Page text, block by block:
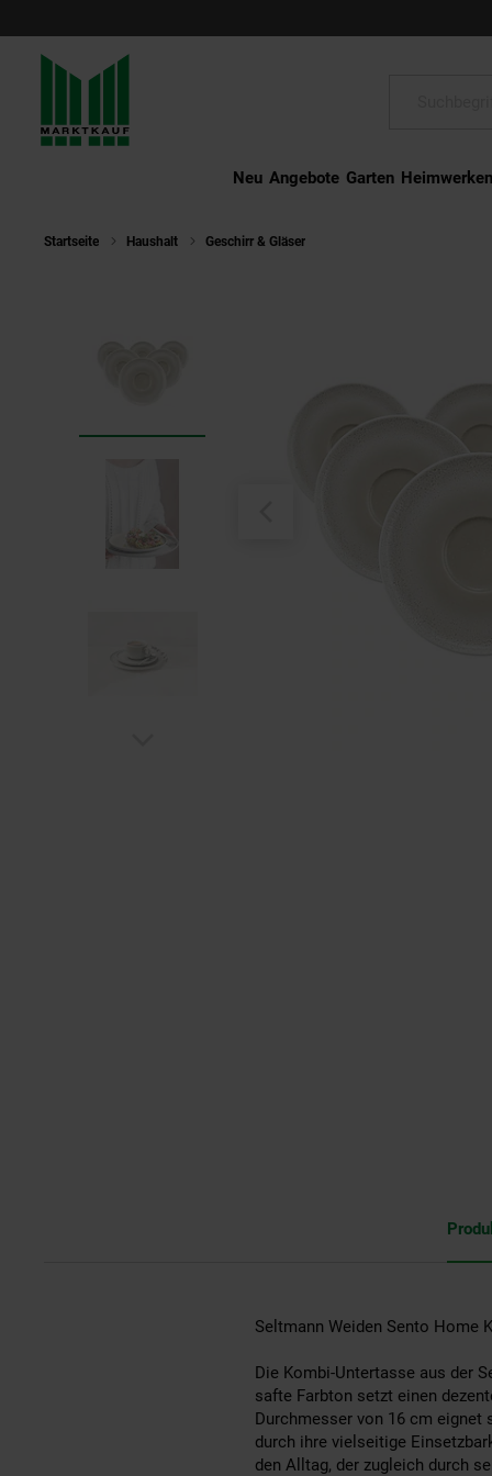
Neu Angebote Garten Heimwerken
Startseite Haushalt Geschirr & Gläser
Seltmann Weiden Sento Home
Die Kombi-Untertasse aus der
safte Farbton setzt einen
Durchmesser von 16 cm eignet
durch ihre vielseitige
den Alltag, der zugleich durch